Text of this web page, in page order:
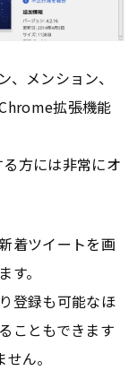
、メンション、
拡張機能
方には非常にオ
着ツイートを画
す。
登録も可能なほ
こともできます
ん。